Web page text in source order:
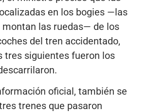
en los bogies —las
montan las ruedas— de los
del tren accidentado,
tres siguientes fueron los
oficial, también se
trenes que pasaron